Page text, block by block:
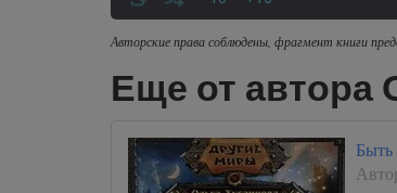
Авторские права соблюдены, фрагмент книги
Еще от автора
Быть